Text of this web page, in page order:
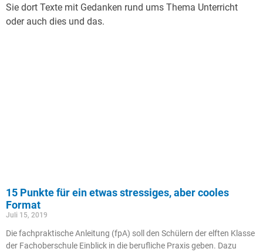
Sie dort Texte mit Gedanken rund ums Thema Unterricht
oder auch dies und das.
15 Punkte für ein etwas stressiges, aber cooles
Format
Juli 15, 2019
Die fachpraktische Anleitung (fpA) soll den Schülern der elften Klasse
der Fachoberschule Einblick in die berufliche Praxis geben. Dazu